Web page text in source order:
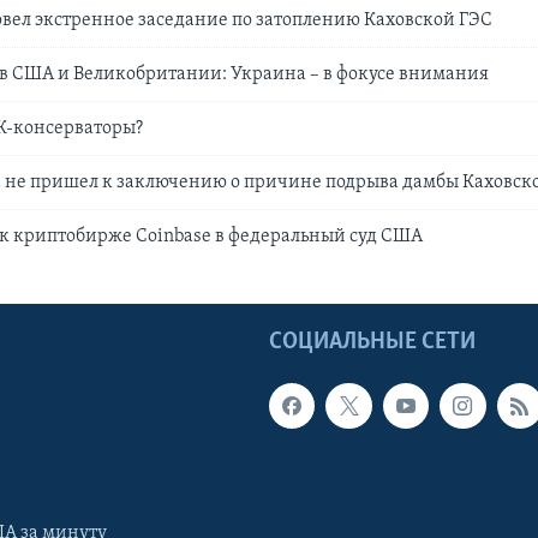
экстренное заседание по затоплению Каховской ГЭС
США и Великoбритании: Украина – в фокусе внимания
консерваторы?
не пришел к заключению о причине подрыва дамбы
к криптобирже Coinbase в федеральный суд США
СОЦИАЛЬНЫЕ СЕТИ
за минуту